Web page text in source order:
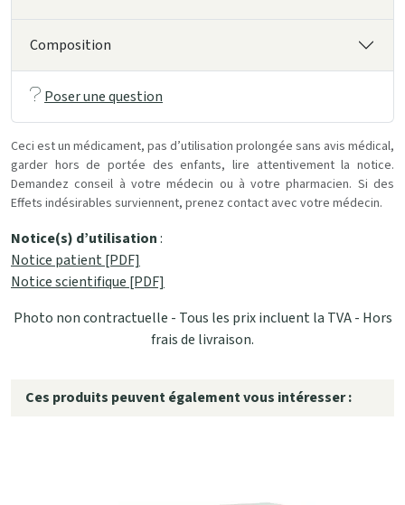
Composition
Poser une question
Ceci est un médicament, pas d’utilisation prolongée sans avis médical,
garder hors de portée des enfants, lire attentivement la notice.
Demandez conseil à votre médecin ou à votre pharmacien. Si des
Effets indésirables surviennent, prenez contact avec votre médecin.
Notice(s) d’utilisation:
Notice patient [PDF]
Notice scientifique [PDF]
Photo non contractuelle - Tous les prix incluent la TVA - Hors
frais de livraison.
Ces produits peuvent également vous intéresser :